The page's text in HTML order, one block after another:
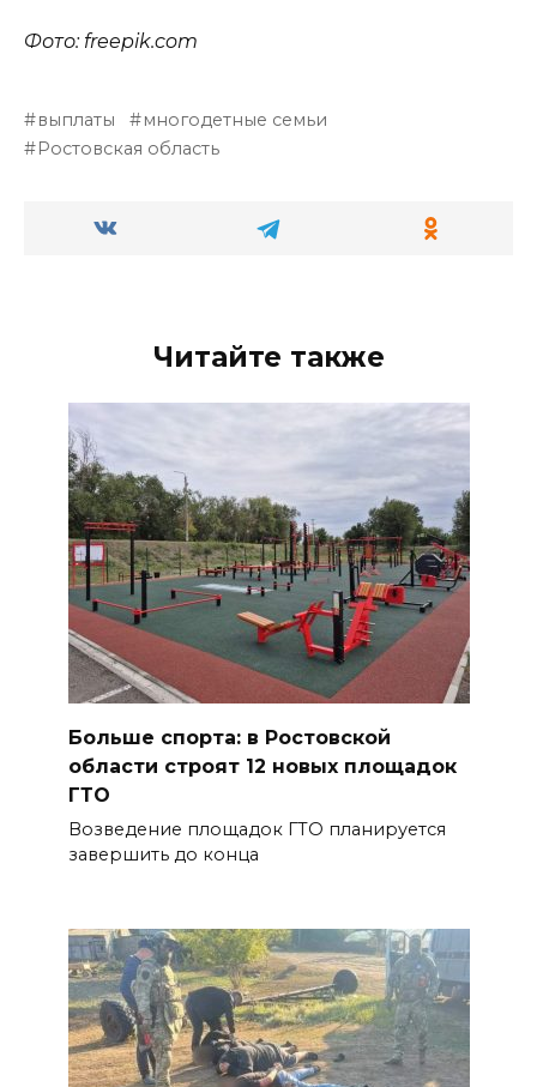
Фото: freepik.com
выплаты
многодетные семьи
Ростовская область
Читайте также
Больше спорта: в Ростовской
области строят 12 новых площадок
ГТО
Возведение площадок ГТО планируется
завершить до конца